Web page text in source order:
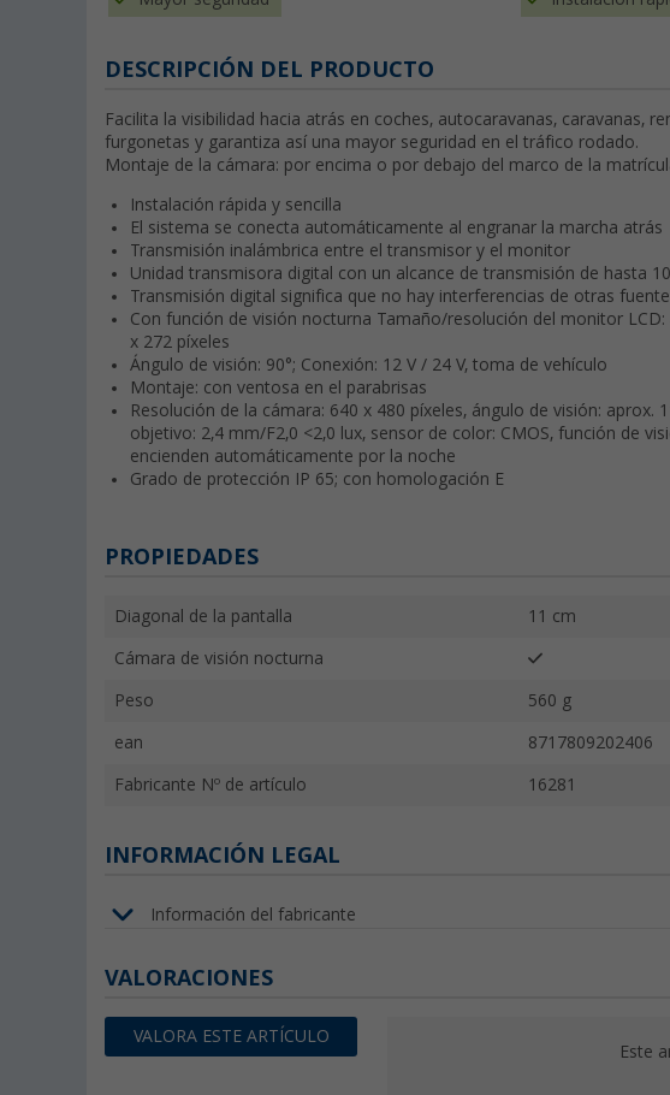
DESCRIPCIÓN DEL PRODUCTO
Facilita la visibilidad hacia atrás en coches, autocaravanas, caravanas,
furgonetas y garantiza así una mayor seguridad en el tráfico rodado.
Montaje de la cámara: por encima o por debajo del marco de la
Instalación rápida y sencilla
El sistema se conecta automáticamente al engranar la marcha atrás
Transmisión inalámbrica entre el transmisor y el monitor
Unidad transmisora digital con un alcance de transmisión de hasta
Transmisión digital significa que no hay interferencias de otras
Con función de visión nocturna Tamaño/resolución del monitor
x 272 píxeles
Ángulo de visión: 90°; Conexión: 12 V / 24 V, toma de vehículo
Montaje: con ventosa en el parabrisas
Resolución de la cámara: 640 x 480 píxeles, ángulo de visión: aprox.
objetivo: 2,4 mm/F2,0 <2,0 lux, sensor de color: CMOS, función de
encienden automáticamente por la noche
Grado de protección IP 65; con homologación E
PROPIEDADES
Diagonal de la pantalla 11 cm
Cámara de visión nocturna
Peso 560 g
ean 8717809202406
Fabricante Nº de artículo 16281
INFORMACIÓN LEGAL
Información del fabricante
VALORACIONES
VALORA ESTE ARTÍCULO
Este